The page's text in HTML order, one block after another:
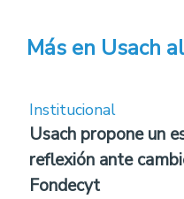
Más en Usach
Institucional
Usach propone un
reflexión ante
Fondecyt